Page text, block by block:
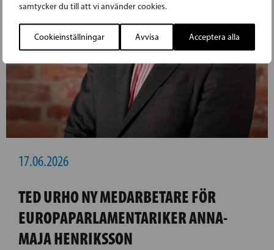
samtycker du till att vi använder cookies.
Cookieinställningar Avvisa Acceptera alla
17.06.2026
TED URHO NY MEDARBETARE FÖR
EUROPAPARLAMENTARIKER ANNA-
MAJA HENRIKSSON